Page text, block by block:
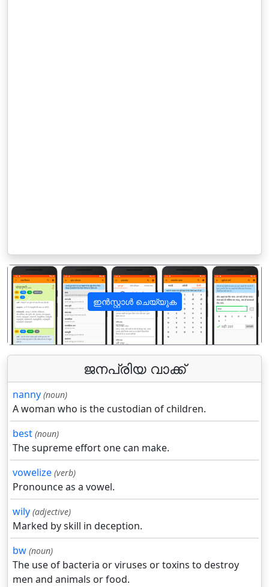
ഇൻസ്റ്റാൾ ചെയ്യുക
पिछला अगला
ജനപ്രിയ വാക്ക്
nanny (noun)
A woman who is the custodian of children.
best (noun)
The supreme effort one can make.
vowelize (verb)
Pronounce as a vowel.
wily (adjective)
Marked by skill in deception.
bw (noun)
The use of bacteria or viruses or toxins to destroy
men and animals or food.